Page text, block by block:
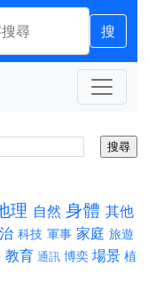
搜
理 自然 身體 其他
科技 軍事 家庭 旅遊
教育 通訊 博奕 場景 植